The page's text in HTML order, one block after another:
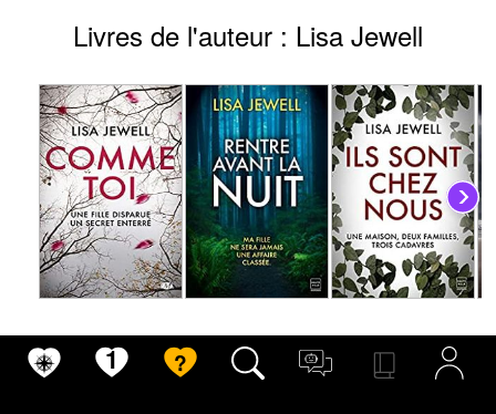
Livres de l'auteur : Lisa Jewell
Lisa Jewell
Comme toi
★★★★★
★★★★★
Lisa Jewell
Rentre avant la nuit
★★★★★
★★★★★
Lisa Jewell
Ils sont chez
1 ?